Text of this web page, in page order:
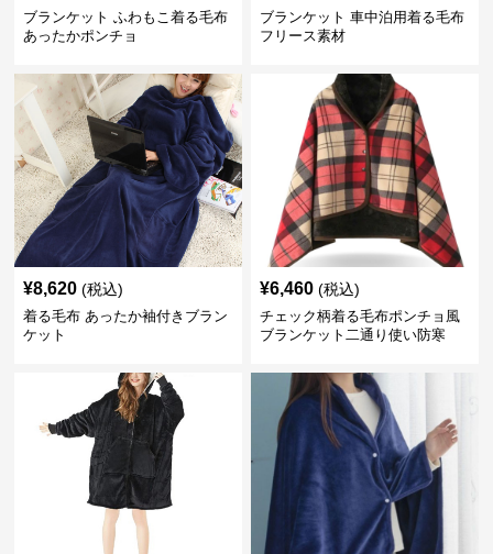
ブランケット ふわもこ着る毛布
あったかポンチョ
ブランケット 車中泊用着る毛布
フリース素材
¥8,620 (税込)
着る毛布 あったか袖付きブラン
ケット
¥6,460 (税込)
チェック柄着る毛布ポンチョ風
ブランケット二通り使い防寒